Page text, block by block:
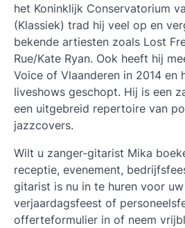
het Koninklijk Conservatorium
(Klassiek) trad hij veel op en
bekende artiesten zoals Lost
Rue/Kate Ryan. Ook heeft hij
Voice of Vlaanderen in 2014 en
liveshows geschopt. Hij is een
een uitgebreid repertoire van
jazzcovers.
Wilt u zanger-gitarist Mika
receptie, evenement,
gitarist is nu in te huren voor
verjaardagsfeest of
offerteformulier in of neem